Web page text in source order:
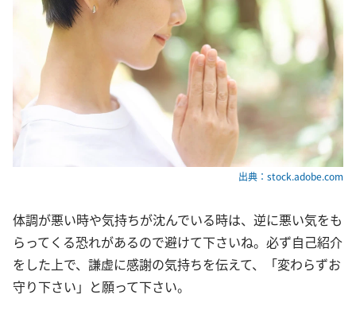
出典：stock.adobe.com
体調が悪い時や気持ちが沈んでいる時は、逆に悪い気をも
らってくる恐れがあるので避けて下さいね。必ず自己紹介
をした上で、謙虚に感謝の気持ちを伝えて、「変わらずお
守り下さい」と願って下さい。